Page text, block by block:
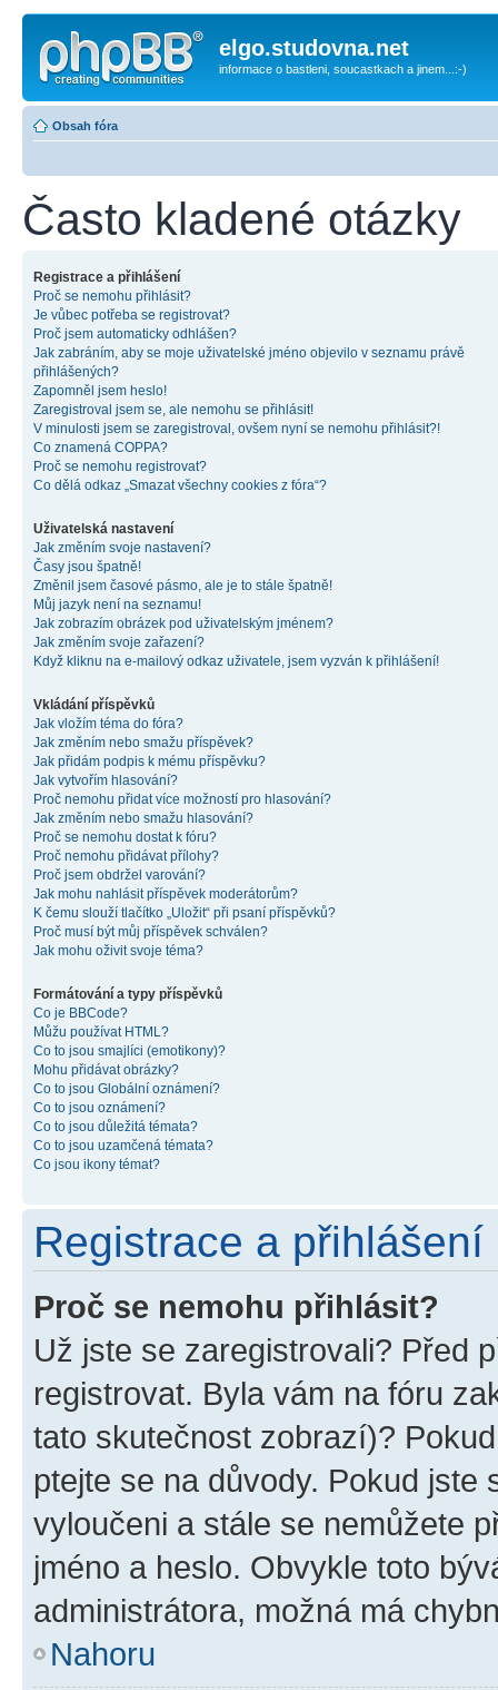
elgo.studovna.net
informace o bastleni, soucastkach a jinem...:-)
Obsah fóra
Často kladené otázky
Registrace a přihlášení
Proč se nemohu přihlásit?
Je vůbec potřeba se registrovat?
Proč jsem automaticky odhlášen?
Jak zabráním, aby se moje uživatelské jméno objevilo v seznamu právě
přihlášených?
Zapomněl jsem heslo!
Zaregistroval jsem se, ale nemohu se přihlásit!
V minulosti jsem se zaregistroval, ovšem nyní se nemohu přihlásit?!
Co znamená COPPA?
Proč se nemohu registrovat?
Co dělá odkaz „Smazat všechny cookies z fóra“?
Uživatelská nastavení
Jak změním svoje nastavení?
Časy jsou špatně!
Změnil jsem časové pásmo, ale je to stále špatně!
Můj jazyk není na seznamu!
Jak zobrazím obrázek pod uživatelským jménem?
Jak změním svoje zařazení?
Když kliknu na e-mailový odkaz uživatele, jsem vyzván k přihlášení!
Vkládání příspěvků
Jak vložím téma do fóra?
Jak změním nebo smažu příspěvek?
Jak přidám podpis k mému příspěvku?
Jak vytvořím hlasování?
Proč nemohu přidat více možností pro hlasování?
Jak změním nebo smažu hlasování?
Proč se nemohu dostat k fóru?
Proč nemohu přidávat přílohy?
Proč jsem obdržel varování?
Jak mohu nahlásit příspěvek moderátorům?
K čemu slouží tlačítko „Uložit“ při psaní příspěvků?
Proč musí být můj příspěvek schválen?
Jak mohu oživit svoje téma?
Formátování a typy příspěvků
Co je BBCode?
Můžu používat HTML?
Co to jsou smajlíci (emotikony)?
Mohu přidávat obrázky?
Co to jsou Globální oznámení?
Co to jsou oznámení?
Co to jsou důležitá témata?
Co to jsou uzamčená témata?
Co jsou ikony témat?
Registrace a přihlášení
Proč se nemohu přihlásit?
Už jste se zaregistrovali? Před
registrovat. Byla vám na fóru
tato skutečnost zobrazí)?
ptejte se na důvody. Pokud jste
vyloučeni a stále se nemůžete
jméno a heslo. Obvykle toto
administrátora, možná má
Nahoru